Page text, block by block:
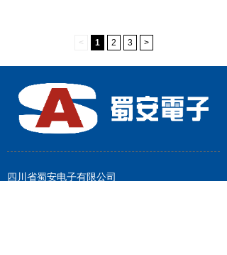
< 1 2 3 >
四川省蜀安电子有限公司